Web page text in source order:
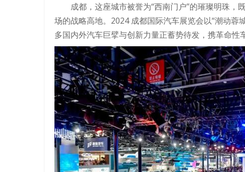
成都，这座城市被誉为“西南门户”的璀璨明珠
场的战略高地。2024 成都国际汽车展览会以“潮动蓉
多国内外汽车巨擘与创新力量正蓄势待发，携革命性